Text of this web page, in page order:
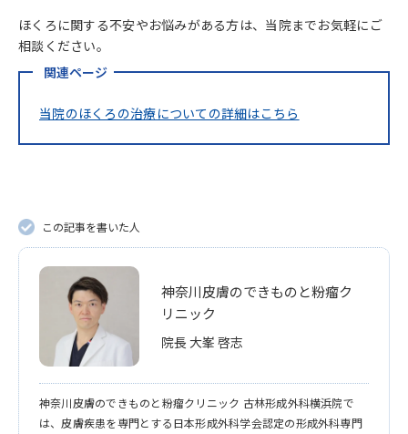
ほくろに関する不安やお悩みがある方は、当院までお気軽にご
相談ください。
関連ページ
当院のほくろの治療についての詳細はこちら
この記事を書いた人
神奈川皮膚のできものと粉瘤ク
リニック
院長 大峯 啓志
神奈川皮膚のできものと粉瘤クリニック 古林形成外科横浜院で
は、皮膚疾患を専門とする日本形成外科学会認定の形成外科専門